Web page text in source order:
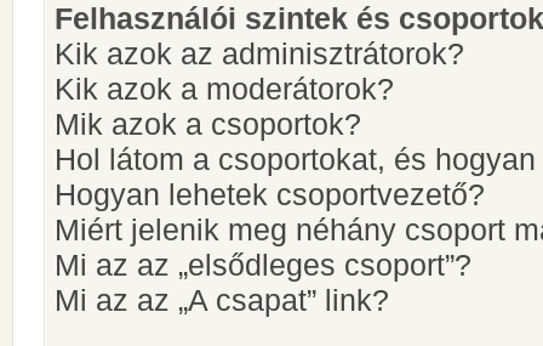
Felhasználói szintek és csoportok
Kik azok az adminisztrátorok?
Kik azok a moderátorok?
Mik azok a csoportok?
Hol látom a csoportokat, és
Hogyan lehetek csoportvezető?
Miért jelenik meg néhány csoport
Mi az az „elsődleges csoport”?
Mi az az „A csapat” link?